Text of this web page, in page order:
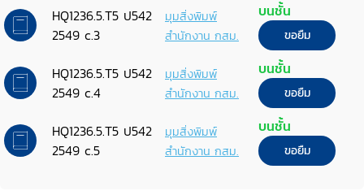
HQ1236.5.T5 ป542
2549 c.3
มุมสิ่งพิมพ์
สำนักงาน กสม.
บนชั้น
ขอยืม
HQ1236.5.T5 ป542
2549 c.4
มุมสิ่งพิมพ์
สำนักงาน กสม.
บนชั้น
ขอยืม
HQ1236.5.T5 ป542
2549 c.5
มุมสิ่งพิมพ์
สำนักงาน กสม.
บนชั้น
ขอยืม